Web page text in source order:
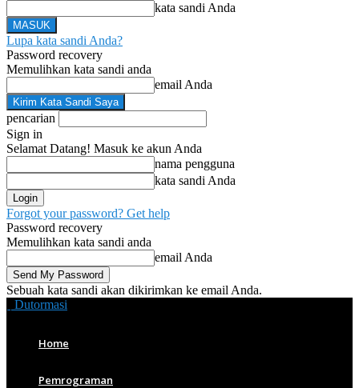
kata sandi Anda
Lupa kata sandi Anda?
Password recovery
Memulihkan kata sandi anda
email Anda
pencarian
Sign in
Selamat Datang! Masuk ke akun Anda
nama pengguna
kata sandi Anda
Forgot your password? Get help
Password recovery
Memulihkan kata sandi anda
email Anda
Sebuah kata sandi akan dikirimkan ke email Anda.
Dutormasi
Home
Pemrograman